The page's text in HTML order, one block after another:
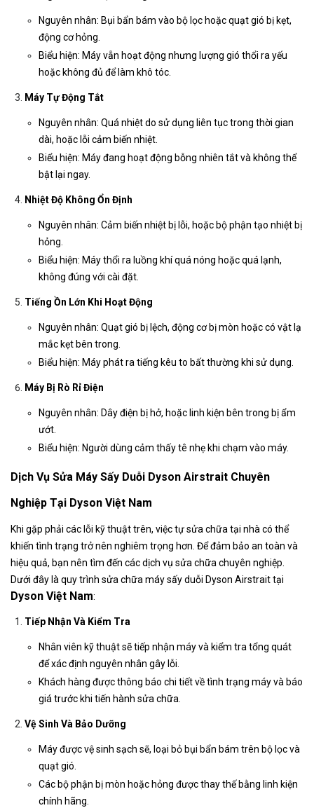
Nguyên nhân: Bụi bẩn bám vào bộ lọc hoặc quạt gió bị kẹt,
động cơ hỏng.
Biểu hiện: Máy vẫn hoạt động nhưng lượng gió thổi ra yếu
hoặc không đủ để làm khô tóc.
Máy Tự Động Tắt
Nguyên nhân: Quá nhiệt do sử dụng liên tục trong thời gian
dài, hoặc lỗi cảm biến nhiệt.
Biểu hiện: Máy đang hoạt động bỗng nhiên tắt và không thể
bật lại ngay.
Nhiệt Độ Không Ổn Định
Nguyên nhân: Cảm biến nhiệt bị lỗi, hoặc bộ phận tạo nhiệt bị
hỏng.
Biểu hiện: Máy thổi ra luồng khí quá nóng hoặc quá lạnh,
không đúng với cài đặt.
Tiếng Ồn Lớn Khi Hoạt Động
Nguyên nhân: Quạt gió bị lệch, động cơ bị mòn hoặc có vật lạ
mắc kẹt bên trong.
Biểu hiện: Máy phát ra tiếng kêu to bất thường khi sử dụng.
Máy Bị Rò Rỉ Điện
Nguyên nhân: Dây điện bị hở, hoặc linh kiện bên trong bị ẩm
ướt.
Biểu hiện: Người dùng cảm thấy tê nhẹ khi chạm vào máy.
Dịch Vụ Sửa Máy Sấy Duỗi Dyson Airstrait Chuyên
Nghiệp Tại Dyson Việt Nam
Khi gặp phải các lỗi kỹ thuật trên, việc tự sửa chữa tại nhà có thể
khiến tình trạng trở nên nghiêm trọng hơn. Để đảm bảo an toàn và
hiệu quả, bạn nên tìm đến các dịch vụ sửa chữa chuyên nghiệp.
Dưới đây là quy trình sửa chữa máy sấy duỗi Dyson Airstrait tại
Dyson Việt Nam:
Tiếp Nhận Và Kiểm Tra
Nhân viên kỹ thuật sẽ tiếp nhận máy và kiểm tra tổng quát
để xác định nguyên nhân gây lỗi.
Khách hàng được thông báo chi tiết về tình trạng máy và báo
giá trước khi tiến hành sửa chữa.
Vệ Sinh Và Bảo Dưỡng
Máy được vệ sinh sạch sẽ, loại bỏ bụi bẩn bám trên bộ lọc và
quạt gió.
Các bộ phận bị mòn hoặc hỏng được thay thế bằng linh kiện
chính hãng.